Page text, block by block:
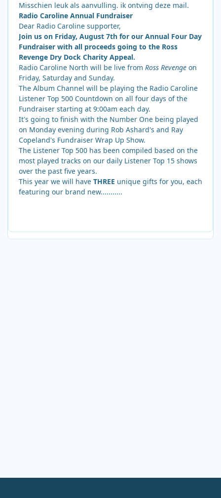
Misschien leuk als aanvulling. ik ontving deze mail.
Radio Caroline Annual Fundraiser
Dear Radio Caroline supporter,
Join us on Friday, August 7th for our Annual Four Day
Fundraiser with all proceeds going to the Ross
Revenge Dry Dock Charity Appeal.
Radio Caroline North will be live from Ross Revenge on
Friday, Saturday and Sunday.
The Album Channel will be playing the Radio Caroline
Listener Top 500 Countdown on all four days of the
Fundraiser starting at 9:00am each day.
It's going to finish with the Number One being played
on Monday evening during Rob Ashard's and Ray
Copeland's Fundraiser Wrap Up Show.
The Listener Top 500 has been compiled based on the
most played tracks on our daily Listener Top 15 shows
over the past five years.
This year we will have THREE unique gifts for you, each
featuring our brand new...........